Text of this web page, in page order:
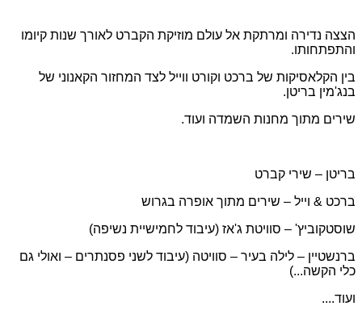
הצצה נדירה ומרתקת אל עולם מוזיקת הקברט לאורך שנות קיומו
והתפתחותו.
בין הקלאסיקות של ברכט וקורט ווייל לצד המחזור הקאנוני של
בנג'מין בריטן.
שירים מתוך מחנות השמדה ועוד.
בריטן – שירי קברט
ברכט & וייל – שירים מתוך אופרה בגרוש
שוסטקוביץ' – סוויטת ג'אז (עיבוד לחמישיית נשיפה)
ברנשטיין – לילה בעיר – סוויטה (עיבוד לשני פסנתרים – ואולי גם
כלי הקשה...)
ועוד....